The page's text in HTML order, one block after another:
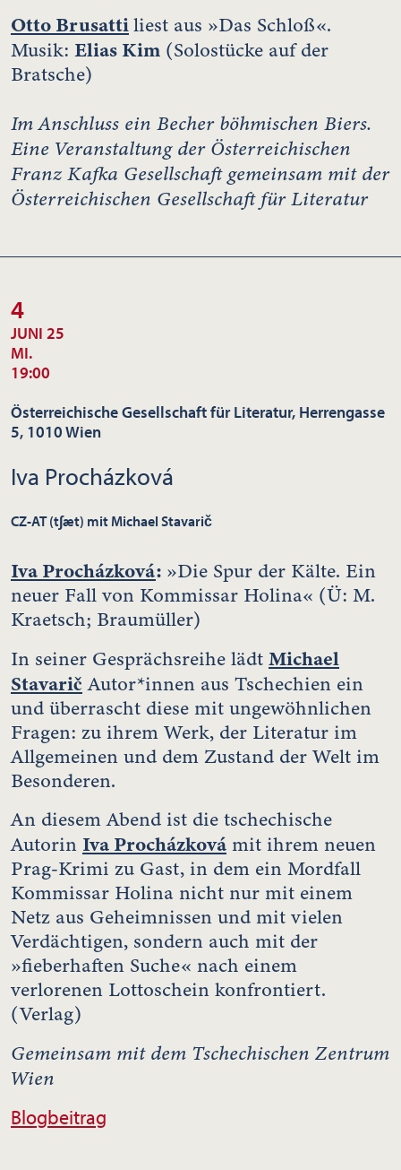
Otto Brusattiliest aus »Das Schloß«.
Musik: Elias Kim (Solostücke auf der
Bratsche)
Im Anschluss ein Becher böhmischen Biers.
Eine Veranstaltung der Österreichischen
Franz Kafka Gesellschaft gemeinsam mit der
Österreichischen Gesellschaft für Literatur
4
JUNI 25
MI.
19:00
Österreichische Gesellschaft für Literatur, Herrengasse
5, 1010 Wien
Iva Procházková
CZ-AT (t∫æt) mit Michael Stavarič
Iva Procházková: »Die Spur der Kälte. Ein
neuer Fall von Kommissar Holina« (Ü: M.
Kraetsch; Braumüller)
In seiner Gesprächsreihe lädt Michael
Stavarič Autor*innen aus Tschechien ein
und überrascht diese mit ungewöhnlichen
Fragen: zu ihrem Werk, der Literatur im
Allgemeinen und dem Zustand der Welt im
Besonderen.
An diesem Abend ist die tschechische
Autorin Iva Procházková mit ihrem neuen
Prag-Krimi zu Gast, in dem ein Mordfall
Kommissar Holina nicht nur mit einem
Netz aus Geheimnissen und mit vielen
Verdächtigen, sondern auch mit der
»fieberhaften Suche« nach einem
verlorenen Lottoschein konfrontiert.
(Verlag)
Gemeinsam mit dem Tschechischen Zentrum
Wien
Blogbeitrag